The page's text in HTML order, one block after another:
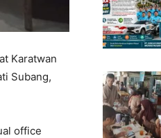
Karatwan
Subang,
office